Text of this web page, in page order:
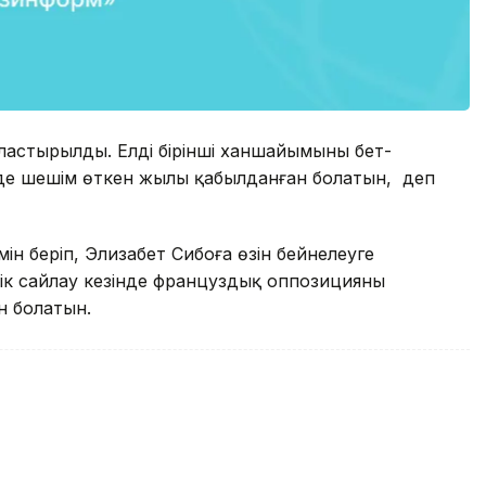
Елдің бірінші ханшайымының бет-
шешім өткен жылы қабылданған болатын, деп
беріп, Элизабет Сибоға өзін бейнелеуге
сайлау кезінде француздық оппозицияның
болатын.